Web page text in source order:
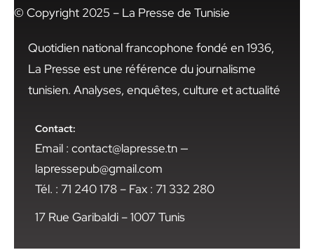
© Copyright 2025 – La Presse de Tunisie
Quotidien national francophone fondé en 1936,
La Presse est une référence du journalisme
tunisien. Analyses, enquêtes, culture et actualité
Contact:
Email : contact@lapresse.tn —
lapressepub@gmail.com
Tél. : 71 240 178 – Fax : 71 332 280
17 Rue Garibaldi – 1007 Tunis